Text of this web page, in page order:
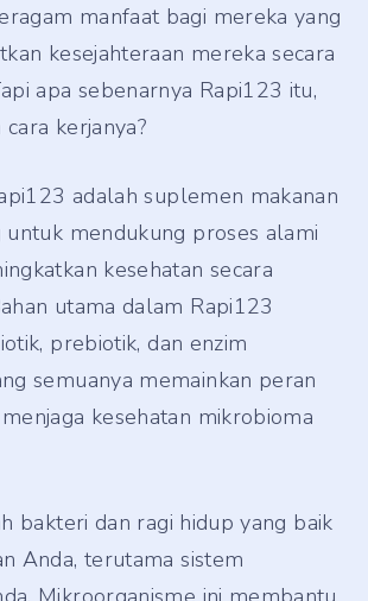
manfaat bagi mereka yang
kesejahteraan mereka secara
apa sebenarnya Rapi123 itu,
kerjanya?
adalah suplemen makanan
untuk mendukung proses alami
kesehatan secara
utama dalam Rapi123
prebiotik, dan enzim
semuanya memainkan peran
kesehatan mikrobioma
bakteri dan ragi hidup yang baik
Anda, terutama sistem